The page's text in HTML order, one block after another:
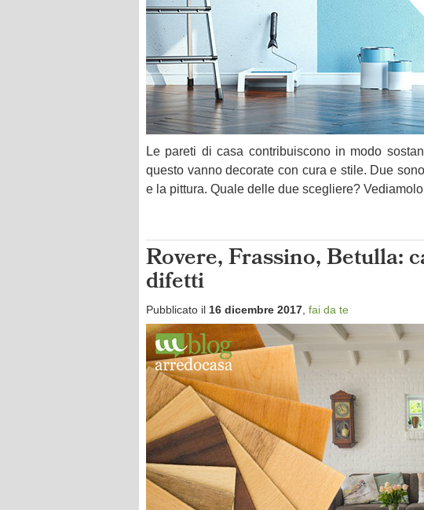
Le pareti di casa contribuiscono in modo
questo vanno decorate con cura e stile. Due
e la pittura. Quale delle due scegliere?
Rovere, Frassino, Betulla:
difetti
Pubblicato il 16 dicembre 2017 fai da te